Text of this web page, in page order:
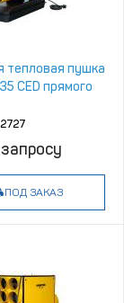
тепловая пушка
CED прямого
ПОД ЗАКАЗ